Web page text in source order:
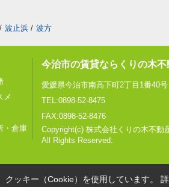
/ 波止浜 / 波方
メ
・倉庫
今治市の賃貸ならくりの木不
愛媛県今治市南高下町2丁目1番40
TEL:0898-52-8475
FAX:0898-52-8476
Copyright(c) 株式会社くりの木不動
All Rights Reserved.
ッキー（Cookie）を使用しています。